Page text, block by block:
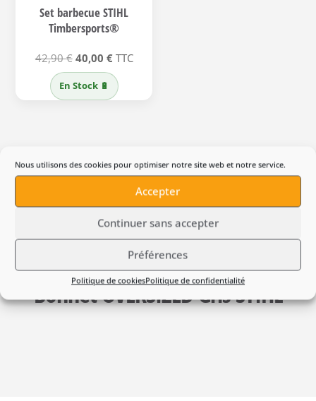
Nous utilisons des cookies pour optimiser notre site web et notre service.
Accepter
Continuer sans accepter
Préférences
Politique de cookiesPolitique de confidentialité
Set barbecue STIHL
Timbersports®
42,90€ Le
prix
40,00 €Le
prix
actuel
TTC
En Stock 🔋
Avis produit
Bonnet OVERSIZED Gris STIHL